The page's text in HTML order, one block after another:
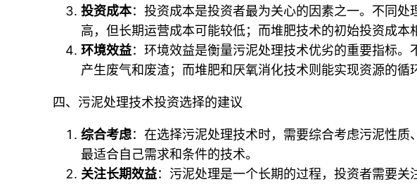
投资成本：投资成本是投资者最为关心的因素之一。不同
高，但长期运营成本可能较低；而堆肥技术的初始投资成本
环境效益：环境效益是衡量污泥处理技术优劣的重要指标
产生废气和废渣；而堆肥和厌氧消化技术则能实现资源的循
四、污泥处理技术投资选择的建议
综合考虑：在选择污泥处理技术时，需要综合考虑污泥性
最适合自己需求和条件的技术。
关注长期效益：污泥处理是一个长期的过程，投资者需要